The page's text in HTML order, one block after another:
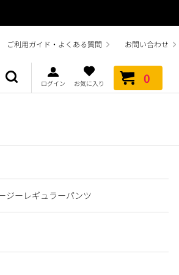
ご利用ガイド・よくある質問 お問い合わせ
ログイン お気に入り 0
ジーレギュラーパンツ